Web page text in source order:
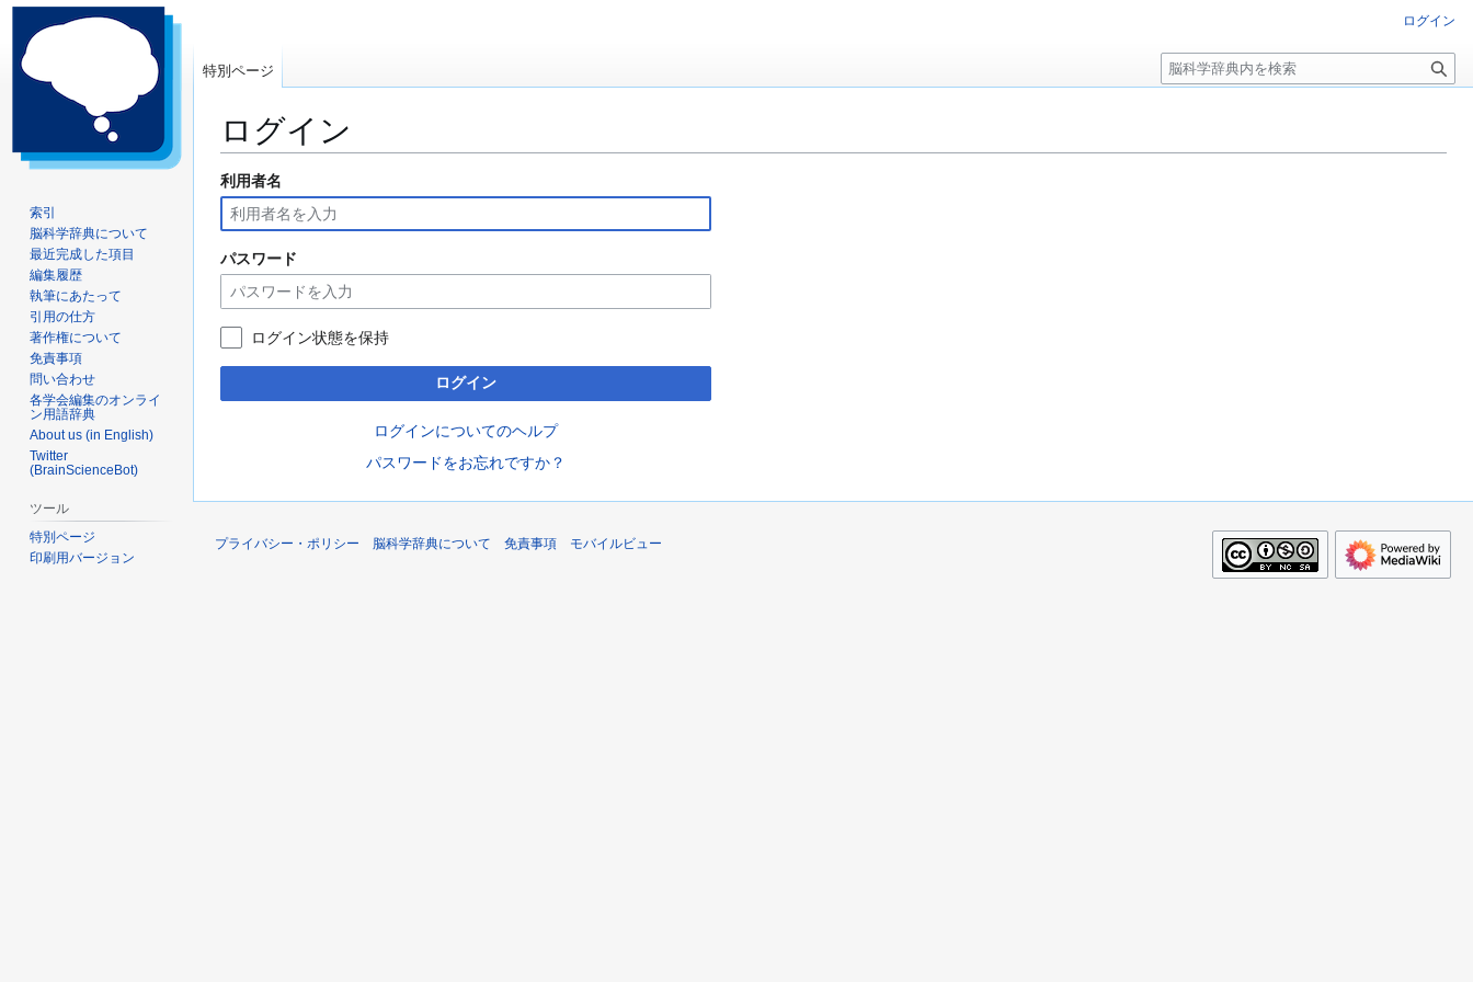
ログイン
ナ
ビ
ゲ
ー
シ
ョ
ン
に
動
検
索
に
移
動
利用者名
パスワード
ログイン状態を保持
ログイン
ログインについてのヘルプ
パスワードをお忘れですか？
ログイン
特別ページ
検
索
索引
脳科学辞典について
最近完成した項目
編集履歴
執筆にあたって
引用の仕方
著作権について
免責事項
問い合わせ
各学会編集のオンライ
ン用語辞典
About us (in English)
Twitter
(BrainScienceBot)
ツール
特別ページ
印刷用バージョン
プライバシー・ポリシー 脳科学辞典について 免責事項 モバイルビュー